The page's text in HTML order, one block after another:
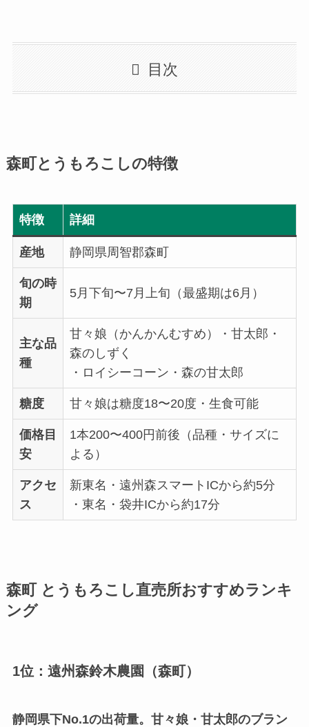
目次
森町とうもろこしの特徴
特徴 詳細
産地 静岡県周智郡森町
旬の時
期
5月下旬〜7月上旬（最盛期は6月）
主な品
種
甘々娘（かんかんむすめ）・甘太郎・
森のしずく
・ロイシーコーン・森の甘太郎
糖度 甘々娘は糖度18〜20度・生食可能
価格目
安
1本200〜400円前後（品種・サイズに
よる）
アクセ
ス
新東名・遠州森スマートICから約5分
・東名・袋井ICから約17分
森町 とうもろこし直売所おすすめランキ
ング
1位：遠州森鈴木農園（森町）
静岡県下No.1の出荷量。甘々娘・甘太郎のブラン